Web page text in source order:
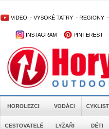
VIDEO - VYSOKÉ TATRY - REGIONY -
- INSTAGRAM - PINTEREST -
HOROLEZCI VODÁCI
CESTOVATELÉ LYŽAŘI DĚTI